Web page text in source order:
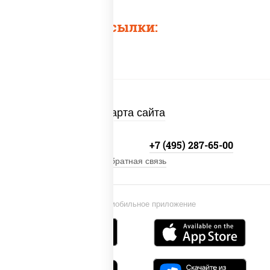
Быстрые ссылки:
Карта сайта
Установи мобильное приложение
+7 (495) 287-65-00
Обратная связь